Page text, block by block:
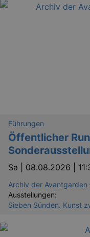
Führungen
Öffentlicher
Sa | 08.08.2026 |
Archiv der
Ausstellungen:
Sieben Sünden. Kunst